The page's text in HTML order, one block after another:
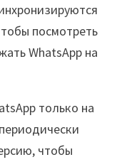
посмотреть
WhatsApp на
только на
чтобы